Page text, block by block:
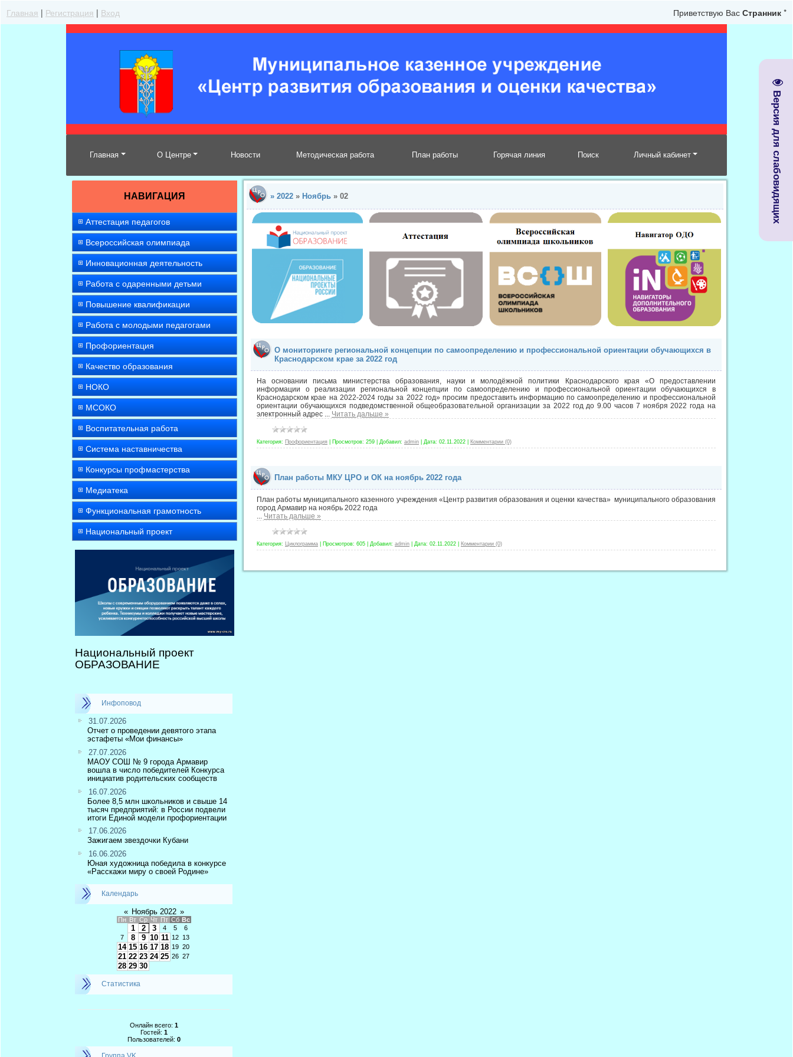
Версия для слабовидящих
Главная | Регистрация | Вход Приветствую Вас Странник *
Главная О Центре Новости Методическая работа План работы Горячая линия Поиск Личный кабинет
НАВИГАЦИЯ
Аттестация педагогов
Всероссийская олимпиада
Инновационная деятельность
Работа с одаренными детьми
Повышение квалификации
Работа с молодыми педагогами
Профориентация
Качество образования
НОКО
МСОКО
Воспитательная работа
Система наставничества
Конкурсы профмастерства
Медиатека
Функциональная грамотность
Национальный проект
Национальный проект
ОБРАЗОВАНИЕ
Инфоповод
31.07.2026
Отчет о проведении девятого этапа
эстафеты «Мои финансы»
27.07.2026
МАОУ СОШ № 9 города Армавир
вошла в число победителей Конкурса
инициатив родительских сообществ
16.07.2026
Более 8,5 млн школьников и свыше 14
тысяч предприятий: в России подвели
итоги Единой модели профориентации
17.06.2026
Зажигаем звездочки Кубани
16.06.2026
Юная художница победила в конкурсе
«Расскажи миру о своей Родине»
Календарь
« Ноябрь 2022 »
Пн Вт Ср Чт Пт Сб Вс
1 2 3 4 5
6
7
8 9 10 11 12 13
14 15 16 17 18 19 20
21 22 23 24 25 26 27
28 29 30
Статистика
Онлайн всего: 1
Гостей: 1
Пользователей: 0
» 2022 » Ноябрь » 02
О мониторинге региональной концепции по самоопределению и профессиональной ориентации обучающихся в
Краснодарском крае за 2022 год
На основании письма министерства образования, науки и молодёжной политики Краснодарского края «О предоставлении
информации о реализации региональной концепции по самоопределению и профессиональной ориентации обучающихся в
Краснодарском крае на 2022-2024 годы за 2022 год» просим предоставить информацию по самоопределению и профессиональной
ориентации обучающихся подведомственной общеобразовательной организации за 2022 год до 9.00 часов 7 ноября 2022 года на
электронный адрес ... Читать дальше »
Категория: Профориентация Просмотров: 259 Добавил: admin Дата: 02.11.2022 Комментарии (0)
План работы МКУ ЦРО и ОК на ноябрь 2022 года
План работы муниципального казенного учреждения «Центр развития образования и оценки качества» муниципального образования
город Армавир на ноябрь 2022 года
... Читать дальше »
Категория: Циклограмма Просмотров: 605 Добавил: admin Дата: 02.11.2022 Комментарии (0)